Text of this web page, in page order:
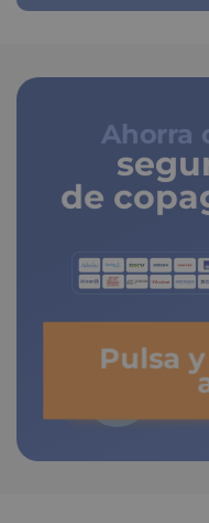
Ahorra
de
Pulsa